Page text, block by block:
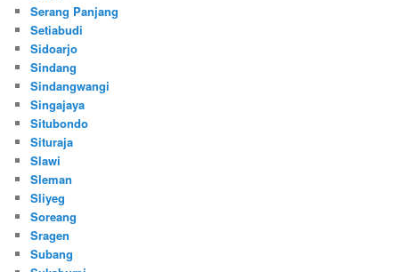
Serang Panjang
Setiabudi
Sidoarjo
Sindang
Sindangwangi
Singajaya
Situbondo
Situraja
Slawi
Sleman
Sliyeg
Soreang
Sragen
Subang